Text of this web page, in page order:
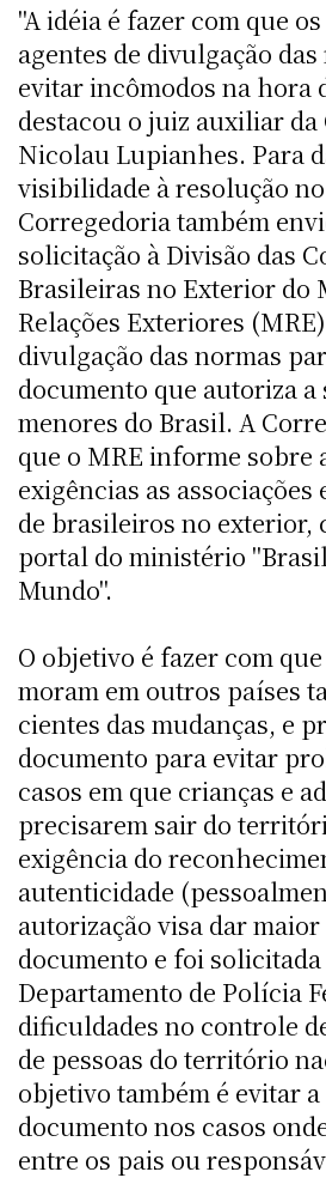
"A idéia é fazer com que
agentes de divulgação
evitar incômodos na hora
destacou o juiz auxiliar
Nicolau Lupianhes. Para
visibilidade à resolução
Corregedoria também
solicitação à Divisão das
Brasileiras no Exterior do
Relações Exteriores
divulgação das normas
documento que autoriza a
menores do Brasil. A
que o MRE informe sobre
exigências as associações
de brasileiros no exterior,
portal do ministério
Mundo".
O objetivo é fazer com
moram em outros países
cientes das mudanças, e
documento para evitar
casos em que crianças e
precisarem sair do
exigência do
autenticidade
autorização visa dar
documento e foi
Departamento de Polícia
dificuldades no controle
de pessoas do território
objetivo também é evitar
documento nos casos
entre os pais ou